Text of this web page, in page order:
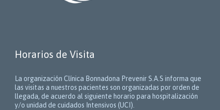
Horarios de Visita
La organización Clínica Bonnadona Prevenir S.A.S informa que
las visitas a nuestros pacientes son organizadas por orden de
llegada, de acuerdo al siguiente horario para hospitalización
y/o unidad de cuidados Intensivos (UCI).